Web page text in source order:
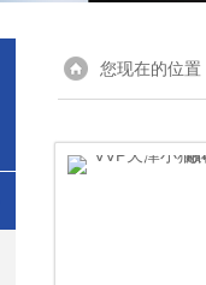
您现在的位置